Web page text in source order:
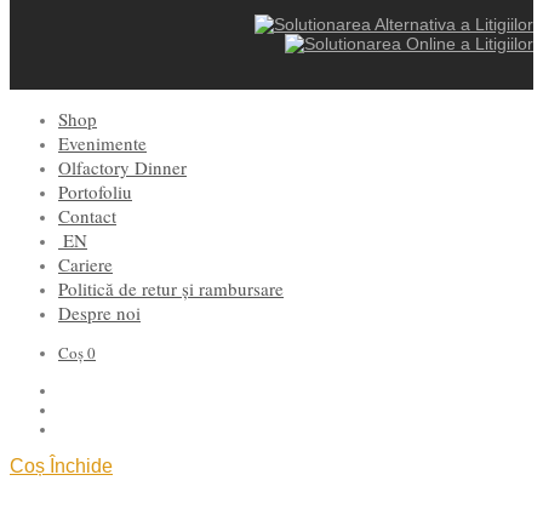
Shop
Evenimente
Olfactory Dinner
Portofoliu
Contact
EN
Cariere
Politică de retur și rambursare
Despre noi
Coș0
Coș Închide